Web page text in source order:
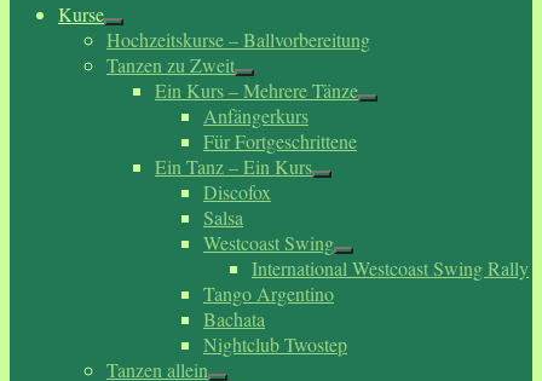
Kurse
Hochzeitskurse – Ballvorbereitung
Tanzen zu Zweit
Ein Kurs – Mehrere Tänze
Anfängerkurs
Für Fortgeschrittene
Ein Tanz – Ein Kurs
Discofox
Salsa
Westcoast Swing
International Westcoast Swing Rally
Tango Argentino
Bachata
Nightclub Twostep
Tanzen allein